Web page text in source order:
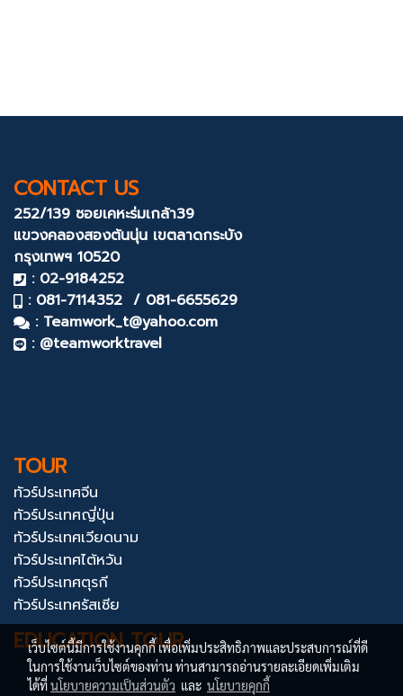
CONTACT US
252/139 ซอยเคหะร่มเกล้า39
แขวงคลองสองต้นนุ่น เขตลาดกระบัง
กรุงเทพฯ 10520
: 02-9184252
: 081-7114352 / 081-6655629
: Teamwork_t@yahoo.com
: @teamworktravel
TOUR
ทัวร์ประเทศจีน
ทัวร์ประเทศญี่ปุ่น
ทัวร์ประเทศเวียดนาม
ทัวร์ประเทศไต้หวัน
ทัวร์ประเทศตุรกี
ทัวร์ประเทศรัสเซีย
EDUCATION TOUR
เว็บไซต์นี้มีการใช้งานคุกกี้ เพื่อเพิ่มประสิทธิภาพและประสบการณ์ที่ดี
ในการใช้งานเว็บไซต์ของท่าน ท่านสามารถอ่านรายละเอียดเพิ่มเติม
ได้ที่นโยบายความเป็นส่วนตัว และ นโยบายคุกกี้